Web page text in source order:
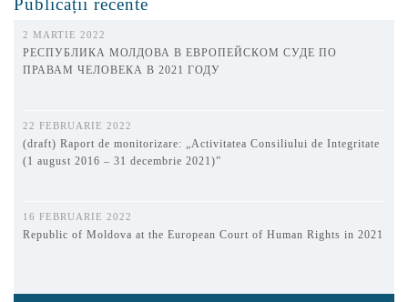
Publicații recente
2 MARTIE 2022
РЕСПУБЛИКА МОЛДОВА В ЕВРОПЕЙСКОМ СУДЕ ПО
ПРАВАМ ЧЕЛОВЕКА В 2021 ГОДУ
22 FEBRUARIE 2022
(draft) Raport de monitorizare: „Activitatea Consiliului de Integritate
(1 august 2016 – 31 decembrie 2021)”
16 FEBRUARIE 2022
Republic of Moldova at the European Court of Human Rights in 2021